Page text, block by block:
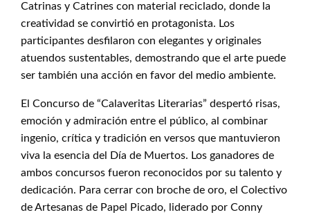
Catrinas y Catrines con material reciclado, donde la
creatividad se convirtió en protagonista. Los
participantes desfilaron con elegantes y originales
atuendos sustentables, demostrando que el arte puede
ser también una acción en favor del medio ambiente.
El Concurso de “Calaveritas Literarias” despertó risas,
emoción y admiración entre el público, al combinar
ingenio, crítica y tradición en versos que mantuvieron
viva la esencia del Día de Muertos. Los ganadores de
ambos concursos fueron reconocidos por su talento y
dedicación. Para cerrar con broche de oro, el Colectivo
de Artesanas de Papel Picado, liderado por Conny